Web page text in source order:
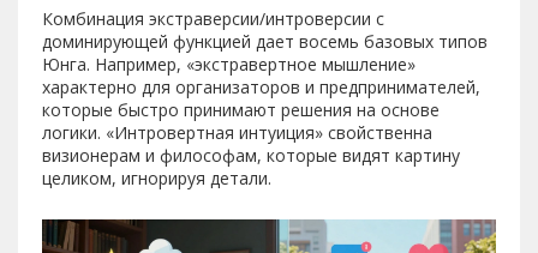
Комбинация экстраверсии/интроверсии с
доминирующей функцией дает восемь базовых типов
Юнга. Например, «экстравертное мышление»
характерно для организаторов и предпринимателей,
которые быстро принимают решения на основе
логики. «Интровертная интуиция» свойственна
визионерам и философам, которые видят картину
целиком, игнорируя детали.